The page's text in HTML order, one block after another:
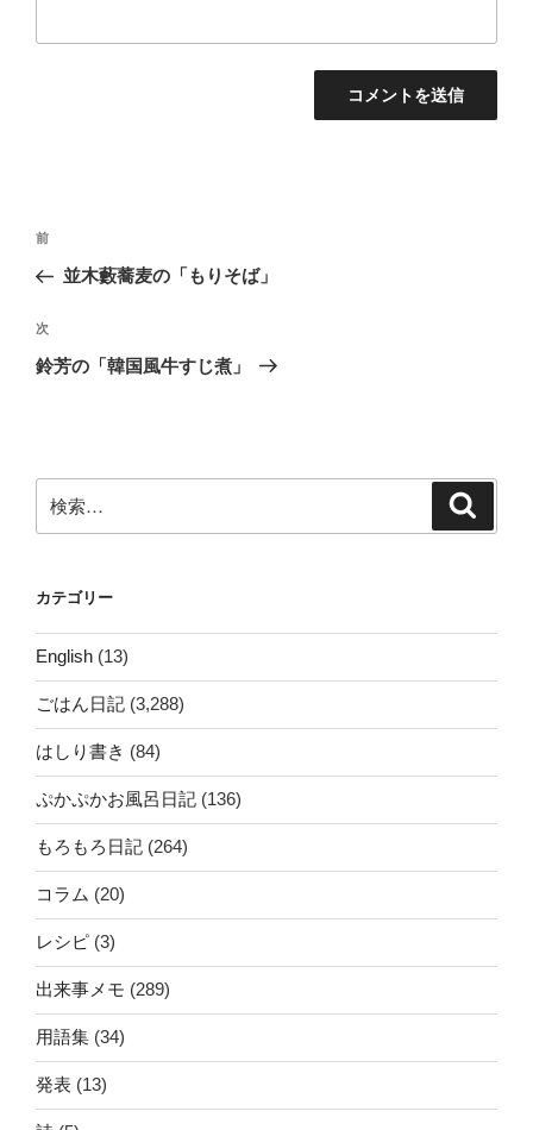
投
ナ
ビ
ゲ
ン
前
の
稿
前
並木藪蕎麦の「もりそば」
次
の
次
鈴芳の「韓国風牛すじ煮」
索:
カテゴリー
English (13)
ごはん日記 (3,288)
はしり書き (84)
ぷかぷかお風呂日記 (136)
もろもろ日記 (264)
コラム (20)
レシピ (3)
出来事メモ (289)
用語集 (34)
発表 (13)